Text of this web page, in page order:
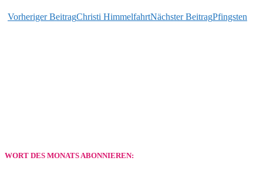
Beitragsnavigation
Vorheriger BeitragChristi HimmelfahrtNächster BeitragPfingsten
WORT DES MONATS ABONNIEREN: